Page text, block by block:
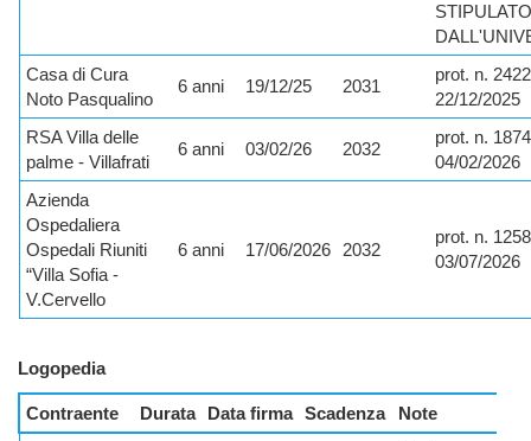
STIPULATO
Casa di Cura
Noto Pasqualino
6 anni 19/12/25 2031
prot. n.
22/12/2025
RSA Villa delle
palme - Villafrati
6 anni 03/02/26 2032
prot. n.
04/02/2026
Azienda
Ospedaliera
Ospedali Riuniti
“Villa Sofia -
V.Cervello
6 anni 17/06/2026 2032
prot. n.
03/07/2026
Logopedia
Contraente Durata Data firma Scadenza Note